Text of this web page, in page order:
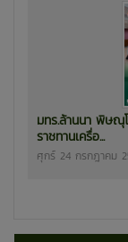
มทร.ล้านนา พิษณุ
ราชทานเครื่อ...
ศุกร์ 24 กรกฎาคม